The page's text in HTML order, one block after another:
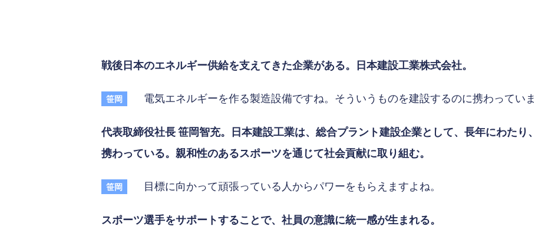
戦後日本のエネルギー供給を支えてきた企業がある。日本建設工業株式会社。
笹岡 電気エネルギーを作る製造設備ですね。そういうものを建設するのに携わっていま
代表取締役社長 笹岡智充。日本建設工業は、総合プラント建設企業として、長年にわたり
携わっている。親和性のあるスポーツを通じて社会貢献に取り組む。
笹岡 目標に向かって頑張っている人からパワーをもらえますよね。
スポーツ選手をサポートすることで、社員の意識に統一感が生まれる。